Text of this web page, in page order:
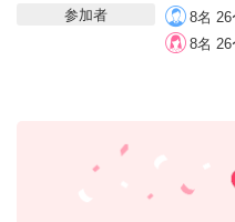
参加者
8名 26
8名 26